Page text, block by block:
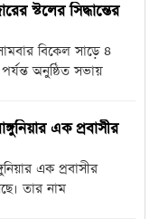
স্টলের সিদ্ধান্তের
বিকেল সাড়ে ৪
অনুষ্ঠিত সভায়
এক প্রবাসীর
এক প্রবাসীর
তার নাম